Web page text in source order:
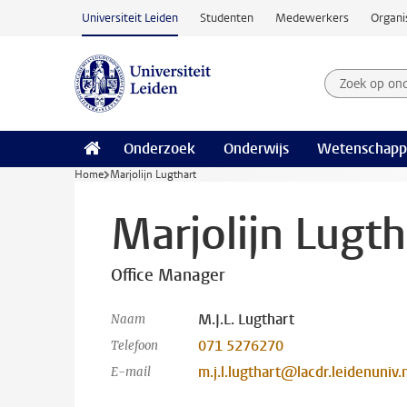
Ga naar hoofdinhoud
Universiteit Leiden Studenten Medewerkers
Zoek op
Zoekterm
Onderzoek Onderwijs
Home Marjolijn Lugthart
Marjolijn
Office Manager
Naam M.J.L. Lugthart
Telefoon 071 5276270
E-mail